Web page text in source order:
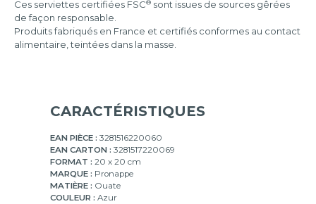
Ces serviettes certifiées FSC® sont issues de sources gêrées
de façon responsable.
Produits fabriqués en France et certifiés conformes au contact
alimentaire, teintées dans la masse.
CARACTÉRISTIQUES
EAN PIÈCE : 3281516220060
EAN CARTON : 3281517220069
FORMAT : 20 x 20 cm
MARQUE : Pronappe
MATIÈRE : Ouate
COULEUR : Azur